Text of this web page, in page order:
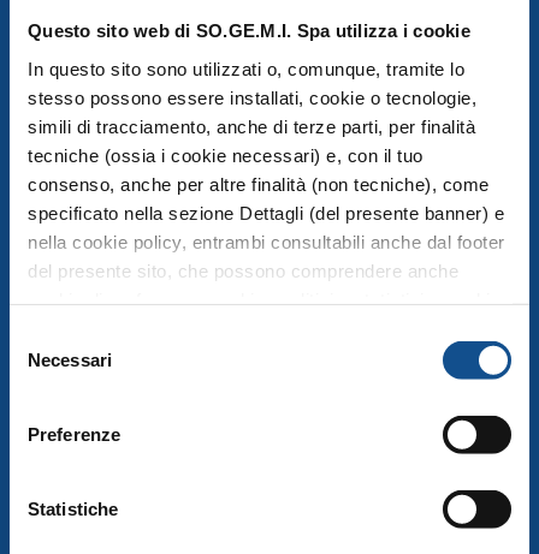
Questo sito web di SO.GE.M.I. Spa utilizza i cookie
In questo sito sono utilizzati o, comunque, tramite lo
stesso possono essere installati, cookie o tecnologie,
simili di tracciamento, anche di terze parti, per finalità
tecniche (ossia i cookie necessari) e, con il tuo
consenso, anche per altre finalità (non tecniche), come
specificato nella sezione Dettagli (del presente banner) e
nella cookie policy, entrambi consultabili anche dal footer
del presente sito, che possono comprendere anche
marketing). Puoi liberamente prestare, rifiutare o
cliccando su Accetta i selezionati. Puoi acconsentire
all’utilizzo di tali tecnologie utilizzando il pulsante “Accetta
tasto “Rifiuta i cookie non tecnici”, continui la navigazione
senza accettare i cookie non tecnici e verranno installati
delNecessari
Preferenze
Statistiche
info@foodymilano.it
P.IVA 03516950155 - © 2025
COMPRENSORIO
Esplora la mappa del Comprensorio
Operatori
Servizi
MERCATO PUBBLICO
MERCATO ALIMENTARE